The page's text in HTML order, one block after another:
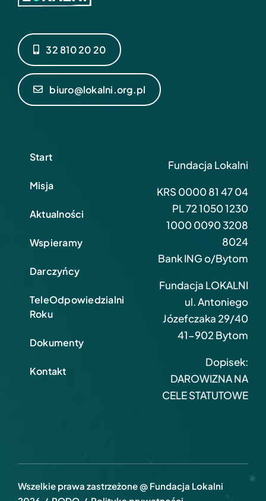
32 810 20 20
biuro@lokalni.org.pl
Start
Misja
Aktualności
Wspieramy
Darczyńcy
TeleOdpowiedzialni
Roku
Dokumenty
Kontakt
Fundacja Lokalni
KRS 0000 81 47 04
PL 72 1050 1230
1000 0090 3208
8024
Bank ING o/Bytom
Fundacja LOKALNI
ul. Antoniego
Józefczaka 29/40
41-902 Bytom
Dopisek:
DAROWIZNA NA
CELE STATUTOWE
Wszelkie prawa zastrzeżone @ Fundacja Lokalni